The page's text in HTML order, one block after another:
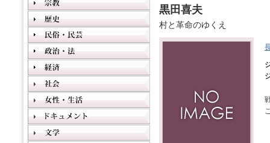
黒田喜夫
村と革命のゆくえ